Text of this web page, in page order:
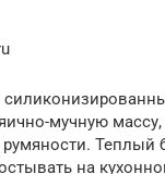
мучную массу,
Теплый
на